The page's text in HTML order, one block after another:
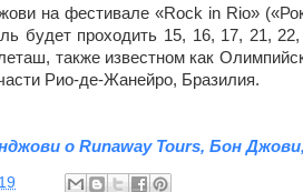
на фестивале «Rock in Rio»
будет проходить 15, 16, 17, 21,
также известном как
Рио-де-Жанейро, Бразилия.
о Runaway Tours, Бон